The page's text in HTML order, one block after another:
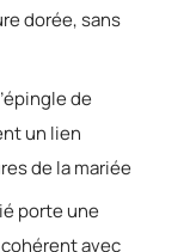
dorée, sans
de
un lien
de la mariée
porte une
avec